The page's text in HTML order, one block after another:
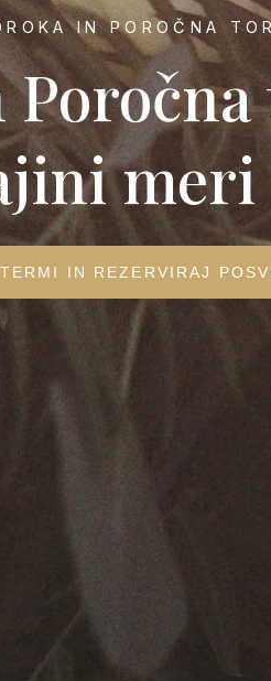
IN POROČNA
meri
IN REZERVIRAJ